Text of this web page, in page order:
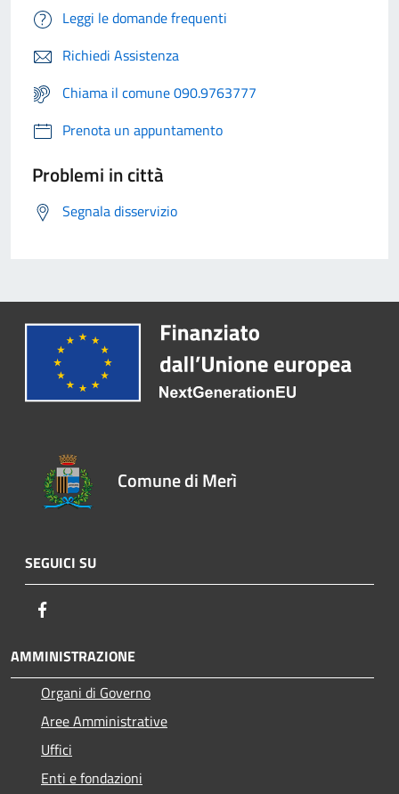
Leggi le domande frequenti
Richiedi Assistenza
Chiama il comune 090.9763777
Prenota un appuntamento
Problemi in città
Segnala disservizio
Comune di Merì
SEGUICI SU
AMMINISTRAZIONE
Organi di Governo
Aree Amministrative
Uffici
Enti e fondazioni